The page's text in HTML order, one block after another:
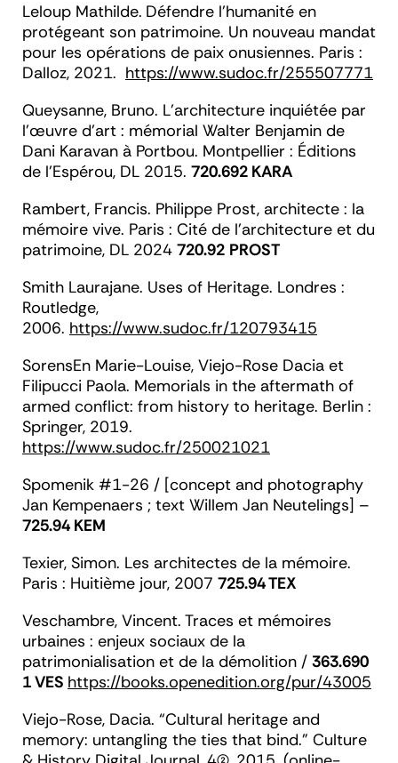
Leloup Mathilde. Défendre l’humanité en
protégeant son patrimoine. Un nouveau mandat
pour les opérations de paix onusiennes. Paris :
Dalloz, 2021. https://www.sudoc.fr/255507771
Queysanne, Bruno. L'architecture inquiétée par
l'œuvre d'art : mémorial Walter Benjamin de
Dani Karavan à Portbou. Montpellier : Éditions
de l'Espérou, DL 2015. 720.692 KARA
Rambert, Francis. Philippe Prost, architecte : la
mémoire vive. Paris : Cité de l'architecture et du
patrimoine, DL 2024 720.92 PROST
Smith Laurajane. Uses of Heritage. Londres :
Routledge,
2006. https://www.sudoc.fr/120793415
SorensEn Marie-Louise, Viejo-Rose Dacia et
Filipucci Paola. Memorials in the aftermath of
armed conflict: from history to heritage. Berlin :
Springer, 2019.
https://www.sudoc.fr/250021021
Spomenik #1-26 / [concept and photography
Jan Kempenaers ; text Willem Jan Neutelings] –
725.94 KEM
Texier, Simon. Les architectes de la mémoire.
Paris : Huitième jour, 2007 725.94 TEX
Veschambre, Vincent. Traces et mémoires
urbaines : enjeux sociaux de la
patrimonialisation et de la démolition / 363.690
1 VES https://books.openedition.org/pur/43005
Viejo-Rose, Dacia. “Cultural heritage and
memory: untangling the ties that bind.” Culture